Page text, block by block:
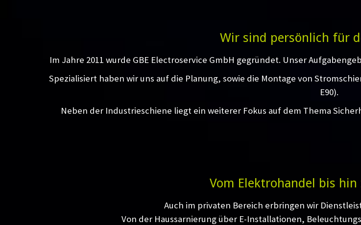
Wir sind persönlich für
Im Jahre 2011 wurde GBE Electroservice GmbH gegründet. Unser
Spezialisiert haben wir uns auf die Planung, sowie die Montage von
E90).
Neben der Industrieschiene liegt ein weiterer Fokus auf dem Thema
Vom Elektrohandel bis hin
Auch im privaten Bereich erbringen wir
Von der Haussarnierung über E-Installationen,